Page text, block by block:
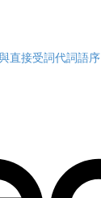
直接受詞代詞語序